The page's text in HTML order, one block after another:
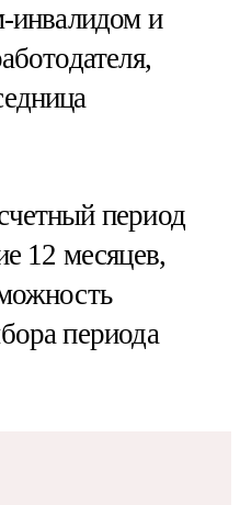
инвалидом и
период
12 месяцев,
периода